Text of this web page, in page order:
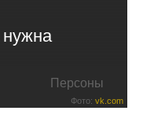
Персоны
Фото: vk.com